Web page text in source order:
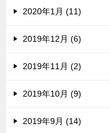
2020年1月 (11)
2019年12月 (6)
2019年11月 (2)
2019年10月 (9)
2019年9月 (14)